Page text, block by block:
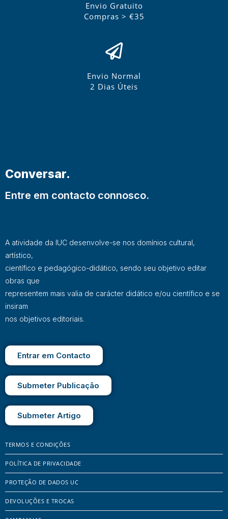
Envio Gratuito
Compras > €35
Envio Normal
2 Dias Úteis
Conversar.
Entre em contacto connosco.
A atividade da IUC desenvolve-se nos domínios cultural,
artístico,
científico e pedagógico-didático, sendo seu objetivo editar
obras que
representem mais valia de carácter didático e/ou científico e se
insiram
nos objetivos editoriais.
Entrar em Contacto
Submeter Publicação
Submeter Artigo
TERMOS E CONDIÇÕES
POLÍTICA DE PRIVACIDADE
PROTEÇÃO DE DADOS UC
DEVOLUÇÕES E TROCAS